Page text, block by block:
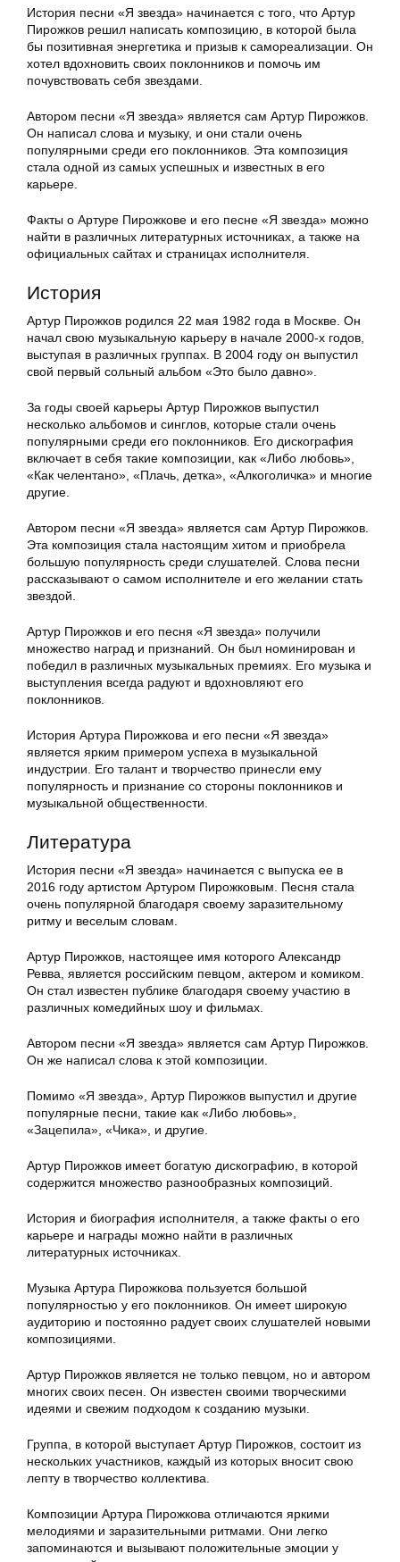
История песни «Я звезда» начинается с того, что Артур
Пирожков решил написать композицию, в которой была
бы позитивная энергетика и призыв к самореализации. Он
хотел вдохновить своих поклонников и помочь им
почувствовать себя звездами.
Автором песни «Я звезда» является сам Артур Пирожков.
Он написал слова и музыку, и они стали очень
популярными среди его поклонников. Эта композиция
стала одной из самых успешных и известных в его
карьере.
Факты о Артуре Пирожкове и его песне «Я звезда» можно
найти в различных литературных источниках, а также на
официальных сайтах и страницах исполнителя.
История
Артур Пирожков родился 22 мая 1982 года в Москве. Он
начал свою музыкальную карьеру в начале 2000-х годов,
выступая в различных группах. В 2004 году он выпустил
свой первый сольный альбом «Это было давно».
За годы своей карьеры Артур Пирожков выпустил
несколько альбомов и синглов, которые стали очень
популярными среди его поклонников. Его дискография
включает в себя такие композиции, как «Либо любовь»,
«Как челентано», «Плачь, детка», «Алкоголичка» и многие
другие.
Автором песни «Я звезда» является сам Артур Пирожков.
Эта композиция стала настоящим хитом и приобрела
большую популярность среди слушателей. Слова песни
рассказывают о самом исполнителе и его желании стать
звездой.
Артур Пирожков и его песня «Я звезда» получили
множество наград и признаний. Он был номинирован и
победил в различных музыкальных премиях. Его музыка и
выступления всегда радуют и вдохновляют его
поклонников.
История Артура Пирожкова и его песни «Я звезда»
является ярким примером успеха в музыкальной
индустрии. Его талант и творчество принесли ему
популярность и признание со стороны поклонников и
музыкальной общественности.
Литература
История песни «Я звезда» начинается с выпуска ее в
2016 году артистом Артуром Пирожковым. Песня стала
очень популярной благодаря своему заразительному
ритму и веселым словам.
Артур Пирожков, настоящее имя которого Александр
Ревва, является российским певцом, актером и комиком.
Он стал известен публике благодаря своему участию в
различных комедийных шоу и фильмах.
Автором песни «Я звезда» является сам Артур Пирожков.
Он же написал слова к этой композиции.
Помимо «Я звезда», Артур Пирожков выпустил и другие
популярные песни, такие как «Либо любовь»,
«Зацепила», «Чика», и другие.
Артур Пирожков имеет богатую дискографию, в которой
содержится множество разнообразных композиций.
История и биография исполнителя, а также факты о его
карьере и награды можно найти в различных
литературных источниках.
Музыка Артура Пирожкова пользуется большой
популярностью у его поклонников. Он имеет широкую
аудиторию и постоянно радует своих слушателей новыми
композициями.
Артур Пирожков является не только певцом, но и автором
многих своих песен. Он известен своими творческими
идеями и свежим подходом к созданию музыки.
Группа, в которой выступает Артур Пирожков, состоит из
нескольких участников, каждый из которых вносит свою
лепту в творчество коллектива.
Композиции Артура Пирожкова отличаются яркими
мелодиями и заразительными ритмами. Они легко
запоминаются и вызывают положительные эмоции у